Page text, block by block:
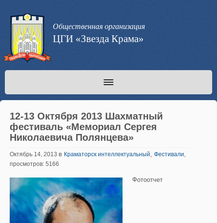
Общественная организация
ЦГИ «Звезда Крама»
12-13 Октября 2013 Шахматный
фестиваль «Мемориал Сергея
Николаевича Полянцева»
Октябрь 14, 2013 в Краматорск интеллектуальный, Фестивали,
просмотров: 5166
Фотоотчет